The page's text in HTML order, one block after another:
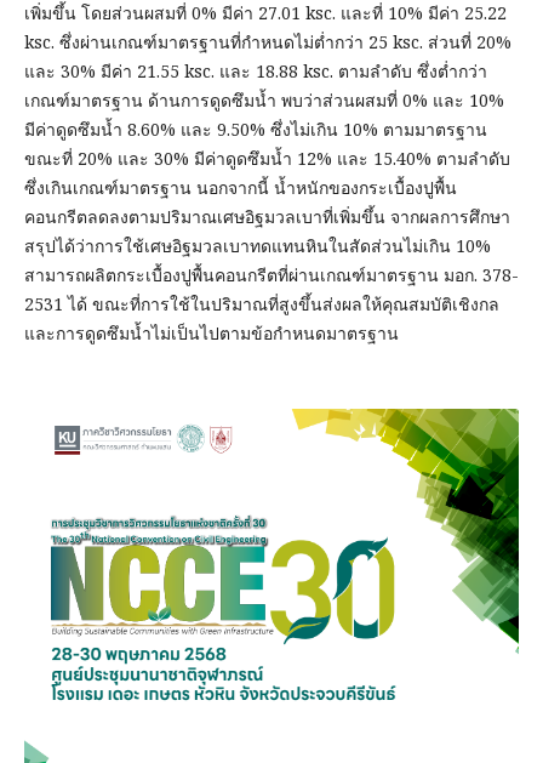
เพิ่มขึ้น โดยส่วนผสมที่ 0% มีค่า 27.01 ksc. และที่ 10% มีค่า 25.22
ksc. ซึ่งผ่านเกณฑ์มาตรฐานที่กำหนดไม่ต่ำกว่า 25 ksc. ส่วนที่ 20%
และ 30% มีค่า 21.55 ksc. และ 18.88 ksc. ตามลำดับ ซึ่งต่ำกว่า
เกณฑ์มาตรฐาน ด้านการดูดซึมน้ำ พบว่าส่วนผสมที่ 0% และ 10%
มีค่าดูดซึมน้ำ 8.60% และ 9.50% ซึ่งไม่เกิน 10% ตามมาตรฐาน
ขณะที่ 20% และ 30% มีค่าดูดซึมน้ำ 12% และ 15.40% ตามลำดับ
ซึ่งเกินเกณฑ์มาตรฐาน นอกจากนี้ น้ำหนักของกระเบื้องปูพื้น
คอนกรีตลดลงตามปริมาณเศษอิฐมวลเบาที่เพิ่มขึ้น จากผลการศึกษา
สรุปได้ว่าการใช้เศษอิฐมวลเบาทดแทนหินในสัดส่วนไม่เกิน 10%
สามารถผลิตกระเบื้องปูพื้นคอนกรีตที่ผ่านเกณฑ์มาตรฐาน มอก. 378-
2531 ได้ ขณะที่การใช้ในปริมาณที่สูงขึ้นส่งผลให้คุณสมบัติเชิงกล
และการดูดซึมน้ำไม่เป็นไปตามข้อกำหนดมาตรฐาน